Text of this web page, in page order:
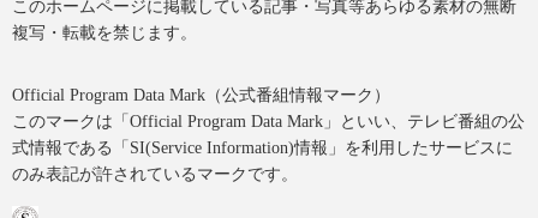
このホームページに掲載している記事・写真等あらゆる素材の無断
複写・転載を禁じます。
Official Program Data Mark（公式番組情報マーク）
このマークは「Official Program Data Mark」といい、テレビ番組の公
式情報である「SI(Service Information)情報」を利用したサービスに
のみ表記が許されているマークです。